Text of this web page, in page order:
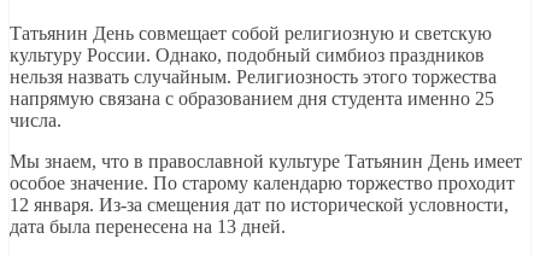
Татьянин День совмещает собой религиозную и светскую
культуру России. Однако, подобный симбиоз праздников
нельзя назвать случайным. Религиозность этого торжества
напрямую связана с образованием дня студента именно 25
числа.
Мы знаем, что в православной культуре Татьянин День имеет
особое значение. По старому календарю торжество проходит
12 января. Из-за смещения дат по исторической условности,
дата была перенесена на 13 дней.